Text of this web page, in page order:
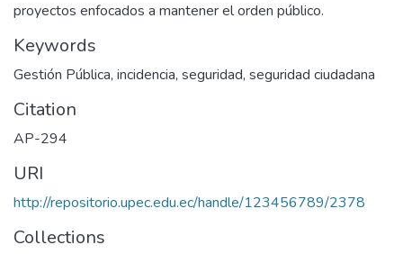
proyectos enfocados a mantener el orden público.
Keywords
Gestión Pública, incidencia, seguridad, seguridad ciudadana
Citation
AP-294
URI
http://repositorio.upec.edu.ec/handle/123456789/2378
Collections